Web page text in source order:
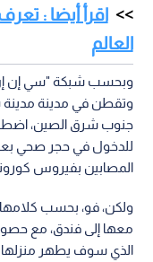
اقرأ أيضا :
العالم
وبحسب شبكة "سي إن إن"
وتقطن في مدينة مدينة
جنوب شرق الصين،
للدخول في حجر صحي
المصابين بفيروس
ولكن، فو، بحسب
معها إلى فندق، مع
الذي سوف يطهر منزلها